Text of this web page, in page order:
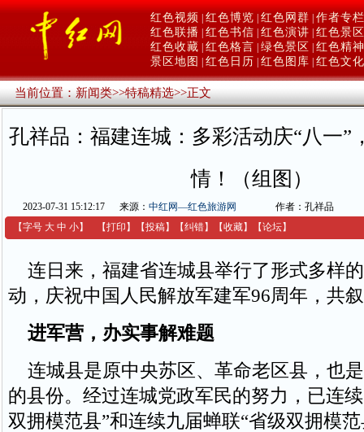
红色视频 红色博览 红色网群 作者专栏
红色联播 红色书信 红色演讲 红色景区
红色收藏 红色格言 绿色景区
红色精神
景区地图
红色日历 红色图库 红色文化
当前位置：新闻类>>特稿精选>>正文
孔祥品：福建连城：多彩活动庆“八一”
情！（组图）
2023-07-31 15:12:17 来源： 中红网—红色旅游网
作者：孔祥品
【字号 大 中 小】 【打印 】 【投稿】 【纠错】 【收藏】 【论坛】
连日来，福建省连城县举行了形式多样
动，庆祝中国人民解放军建军96周年，共
进军营，办实事解难题
连城县是原中央苏区、革命老区县，也
的县份。经过连城党政军民的努力，已连
双拥模范县”和连续九届蝉联“省级双拥模范